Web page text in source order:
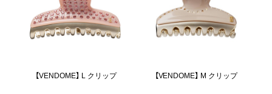
【VENDOME】 L クリップ 【VENDOME】 M クリップ